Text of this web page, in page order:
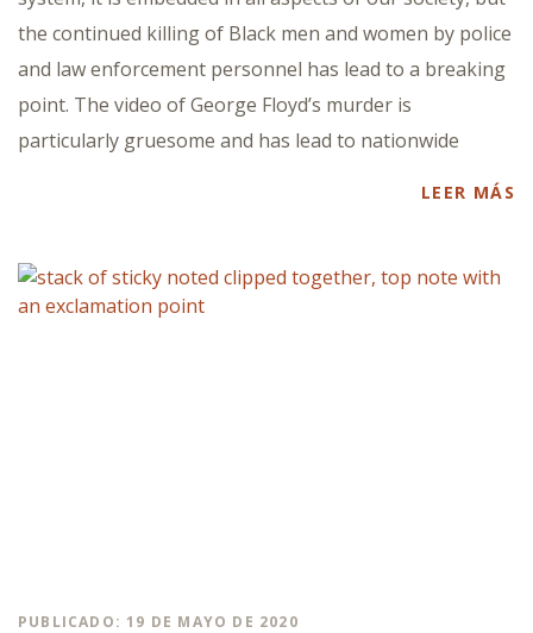
the continued killing of Black men and women by police
and law enforcement personnel has lead to a breaking
point. The video of George Floyd’s murder is
particularly gruesome and has lead to nationwide
LEER MÁS
PUBLICADO: 19 DE MAYO DE 2020